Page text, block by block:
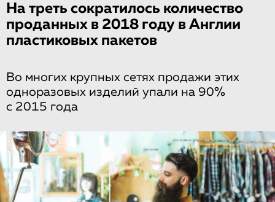
На треть сократилось количество
проданных в 2018 году в Англии
пластиковых пакетов
Во многих крупных сетях продажи этих
одноразовых изделий упали на 90%
с 2015 года